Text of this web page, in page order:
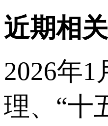
近期相
2026年
理、“十